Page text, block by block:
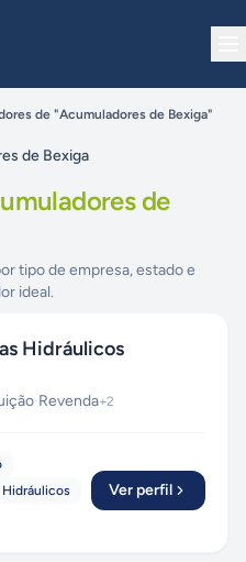
de "Acumuladores de Bexiga"
de Bexiga
de
tipo de empresa, estado e
ideal.
Hidráulicos
·Revenda+2
Ver perfil